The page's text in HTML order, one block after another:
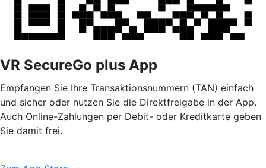
VR SecureGo plus App
Empfangen Sie Ihre Transaktionsnummern (TAN) einfach
und sicher oder nutzen Sie die Direktfreigabe in der App.
Auch Online-Zahlungen per Debit- oder Kreditkarte geben
Sie damit frei.